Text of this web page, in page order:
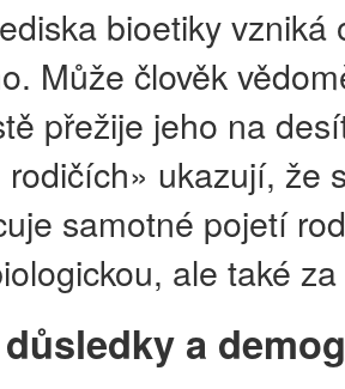
bioetiky
Může člověk
přežije jeho na
rodičích» ukazují, že
samotné pojetí
ale také
a